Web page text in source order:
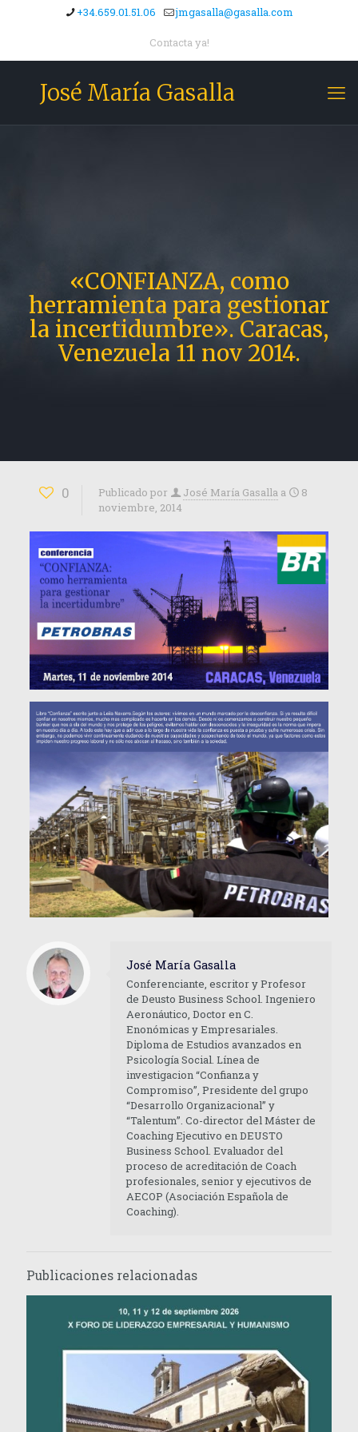
+34.659.01.51.06 jmgasalla@gasalla.com
Contacta ya!
José María Gasalla
«CONFIANZA, como
herramienta para gestionar
la incertidumbre». Caracas,
Venezuela 11 nov 2014.
0 Publicado por José María Gasalla a
8
noviembre, 2014
José María Gasalla
Conferenciante, escritor y Profesor
de Deusto Business School. Ingeniero
Aeronáutico, Doctor en C.
Enonómicas y Empresariales.
Diploma de Estudios avanzados en
Psicología Social. Línea de
investigacion “Confianza y
Compromiso”, Presidente del grupo
“Desarrollo Organizacional” y
“Talentum”. Co-director del Máster de
Coaching Ejecutivo en DEUSTO
Business School. Evaluador del
proceso de acreditación de Coach
profesionales, senior y ejecutivos de
AECOP (Asociación Española de
Coaching).
Publicaciones relacionadas